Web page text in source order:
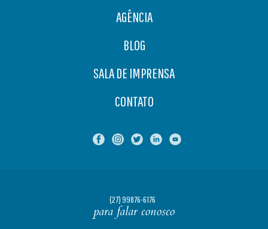
AGÊNCIA
BLOG
SALA DE IMPRENSA
CONTATO
(27) 99876-6176
para falar conosco